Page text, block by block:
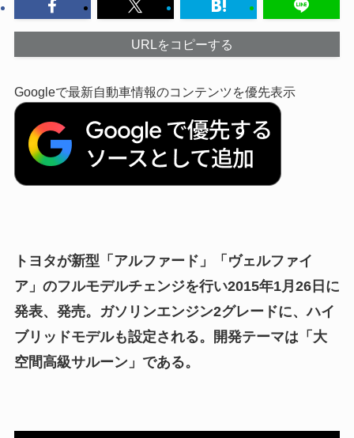
URLをコピーする
Googleで最新自動車情報のコンテンツを優先表示
トヨタが新型「アルファード」「ヴェルファイ
ア」のフルモデルチェンジを行い2015年1月26日に
発表、発売。ガソリンエンジン2グレードに、ハイ
ブリッドモデルも設定される。開発テーマは「大
空間高級サルーン」である。